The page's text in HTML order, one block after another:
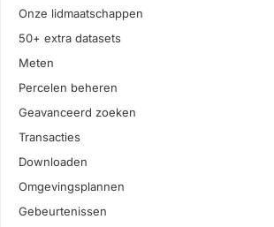
Onze lidmaatschappen
50+ extra datasets
Meten
Percelen beheren
Geavanceerd zoeken
Transacties
Downloaden
Omgevingsplannen
Gebeurtenissen